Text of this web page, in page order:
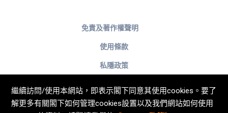
免責及著作權聲明
使用條款
私隱政策
Cookies政策
繼續訪問/使用本網站，即表示閣下同意其使用cookies。要了
解更多有關閣下如何管理cookies設置以及我們網站如何使用